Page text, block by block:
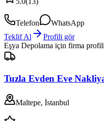
Telefon
WhatsApp
Teklif Al
Profili gör
Eşya Depolama için firma profili
Tuzla Evden Eve
Maltepe, İstanbul